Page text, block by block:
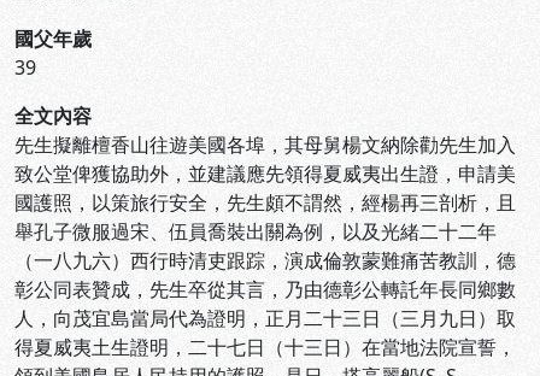
國父年歲
39
全文內容
先生擬離檀香山往遊美國各埠，其母舅楊文納除勸先生加入
致公堂俾獲協助外，並建議應先領得夏威夷出生證，申請美
國護照，以策旅行安全，先生頗不謂然，經楊再三剖析，且
舉孔子微服過宋、伍員喬裝出關為例，以及光緒二十二年
（一八九六）西行時清吏跟踪，演成倫敦蒙難痛苦教訓，德
彰公同表贊成，先生卒從其言，乃由德彰公轉託年長同鄉數
人，向茂宜島當局代為證明，正月二十三日（三月九日）取
得夏威夷土生證明，二十七日（十三日）在當地法院宣誓，